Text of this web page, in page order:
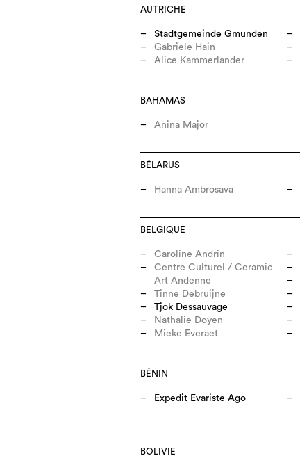
AUTRICHE
Stadtgemeinde Gmunden
Gabriele Hain
Alice Kammerlander
BAHAMAS
Anina Major
BÉLARUS
Hanna Ambrosava
BELGIQUE
Caroline Andrin
Centre Culturel / Ceramic
Art Andenne
Tinne Debruijne
Tjok Dessauvage
Nathalie Doyen
Mieke Everaet
BÉNIN
Expedit Evariste Ago
BOLIVIE